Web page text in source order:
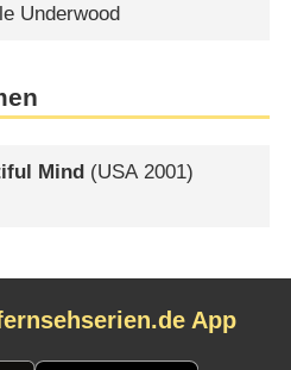
Underwood
Mind (USA2001)
App